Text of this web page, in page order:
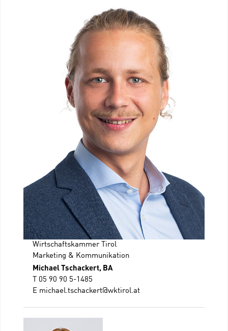
Wirtschaftskammer Tirol
Marketing & Kommunikation
Michael Tschackert, BA
T 05 90 90 5-1485
E michael.tschackert@wktirol.at